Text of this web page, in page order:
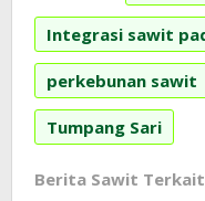
Integrasi sawit
perkebunan sawit
Tumpang Sari
Berita Sawit Terkait